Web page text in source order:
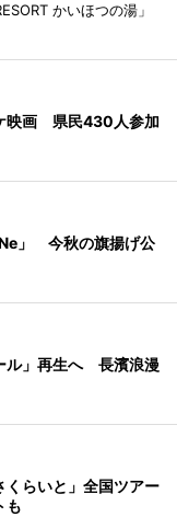
かいほつの湯」
映画 県民430人参加
」 今秋の旗揚げ公
ル」再生へ 長濱浪漫
くらいと」全国ツアー
も